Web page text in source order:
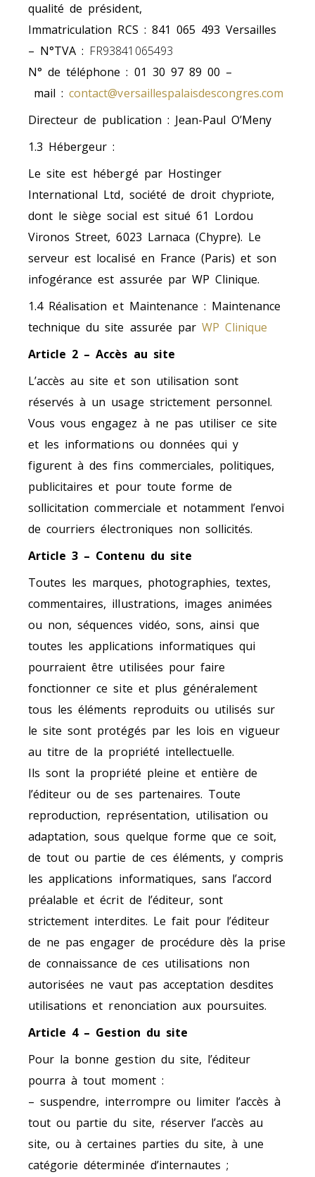
qualité de président,
Immatriculation RCS : 841 065 493 Versailles
– N°TVA : FR93841065493
N° de téléphone : 01 30 97 89 00 –
mail :contact@versaillespalaisdescongres.com
Directeur de publication : Jean-Paul O’Meny
1.3 Hébergeur :
Le site est hébergé par Hostinger
International Ltd, société de droit chypriote,
dont le siège social est situé 61 Lordou
Vironos Street, 6023 Larnaca (Chypre). Le
serveur est localisé en France (Paris) et son
infogérance est assurée par WP Clinique.
1.4 Réalisation et Maintenance : Maintenance
technique du site assurée par WP Clinique
Article 2 – Accès au site
L’accès au site et son utilisation sont
réservés à un usage strictement personnel.
Vous vous engagez à ne pas utiliser ce site
et les informations ou données qui y
figurent à des fins commerciales, politiques,
publicitaires et pour toute forme de
sollicitation commerciale et notamment l’envoi
de courriers électroniques non sollicités.
Article 3 – Contenu du site
Toutes les marques, photographies, textes,
commentaires, illustrations, images animées
ou non, séquences vidéo, sons, ainsi que
toutes les applications informatiques qui
pourraient être utilisées pour faire
fonctionner ce site et plus généralement
tous les éléments reproduits ou utilisés sur
le site sont protégés par les lois en vigueur
au titre de la propriété intellectuelle.
Ils sont la propriété pleine et entière de
l’éditeur ou de ses partenaires. Toute
reproduction, représentation, utilisation ou
adaptation, sous quelque forme que ce soit,
de tout ou partie de ces éléments, y compris
les applications informatiques, sans l’accord
préalable et écrit de l’éditeur, sont
strictement interdites. Le fait pour l’éditeur
de ne pas engager de procédure dès la prise
de connaissance de ces utilisations non
autorisées ne vaut pas acceptation desdites
utilisations et renonciation aux poursuites.
Article 4 – Gestion du site
Pour la bonne gestion du site, l’éditeur
pourra à tout moment :
– suspendre, interrompre ou limiter l’accès à
tout ou partie du site, réserver l’accès au
site, ou à certaines parties du site, à une
catégorie déterminée d’internautes ;